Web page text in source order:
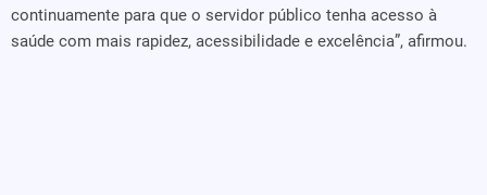
continuamente para que o servidor público tenha acesso à
saúde com mais rapidez, acessibilidade e excelência”, afirmou.